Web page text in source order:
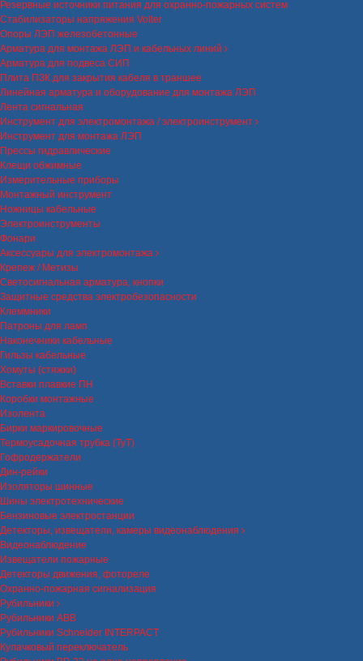
Резервные источники питания для охранно-пожарных систем
Стабилизаторы напряжения Volter
Опоры ЛЭП железобетонные
Арматура для монтажа ЛЭП и кабельных линий
Арматура для подвеса СИП
Плита ПЗК для закрытия кабеля в траншее
Линейная арматура и оборудование для монтажа ЛЭП
Лента сигнальная
Инструмент для электромонтажа / электроинструмент
Инструмент для монтажа ЛЭП
Прессы гидравлические
Клещи обжимные
Измерительные приборы
Монтажный инструмент
Ножницы кабельные
Электроинструменты
Фонари
Аксессуары для электромонтажа
Крепеж / Метизы
Светосигнальная арматура, кнопки
Защитные средства электробезопасности
Клеммники
Патроны для ламп
Наконечники кабельные
Гильзы кабельные
Хомуты (стяжки)
Вставки плавкие ПН
Коробки монтажные
Изолента
Бирки маркировочные
Термоусадочная трубка (ТуТ)
Гофродержатели
Дин-рейки
Изоляторы шинные
Шины электротехнические
Бензиновые электростанции
Детекторы, извещатели, камеры видеонаблюдения
Видеонаблюдение
Извещатели пожарные
Детекторы движения, фотореле
Охранно-пожарная сигнализация
Рубильники
Рубильники ABB
Рубильники Schneider INTERPACT
Кулачковый переключатель